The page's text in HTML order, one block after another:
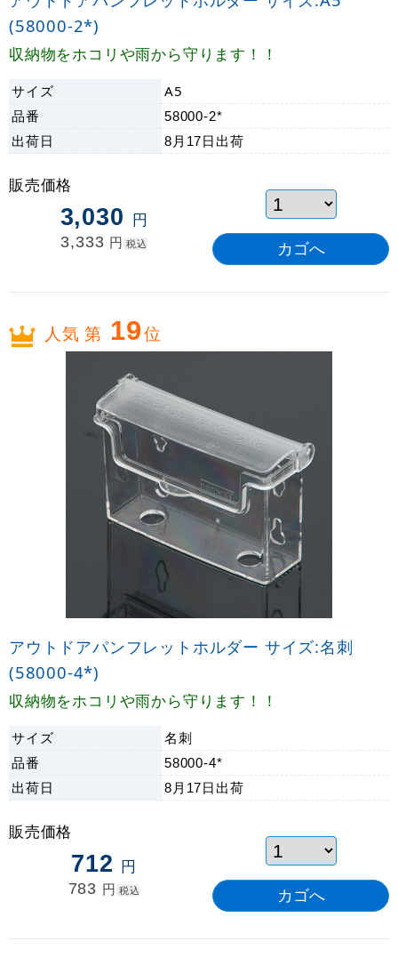
(58000-2*)
収納物をホコリや雨から守ります！！
サイズ
A5
品番
58000-2*
出荷日 8月17日 出荷
販売価格
3,030 円
3,333 円 税込
人気 第 19位
アウトドアパンフレットホルダー サイズ:名刺
(58000-4*)
収納物をホコリや雨から守ります！！
サイズ
名刺
品番
58000-4*
出荷日 8月17日 出荷
販売価格
712 円
783 円 税込